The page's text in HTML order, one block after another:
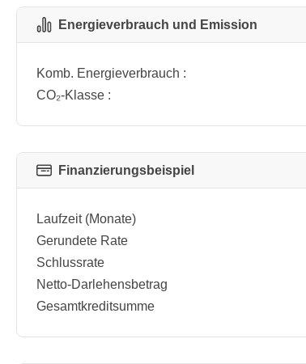
Energieverbrauch und Emission
Komb. Energieverbrauch :
CO₂-Klasse :
Finanzierungsbeispiel
Laufzeit (Monate)
Gerundete Rate
Schlussrate
Netto-Darlehensbetrag
Gesamtkreditsumme